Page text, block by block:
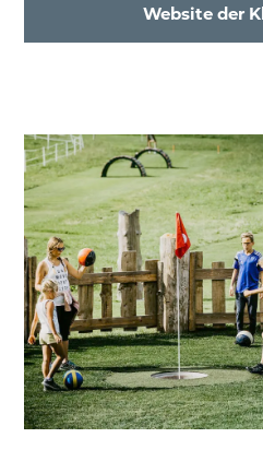
Website der